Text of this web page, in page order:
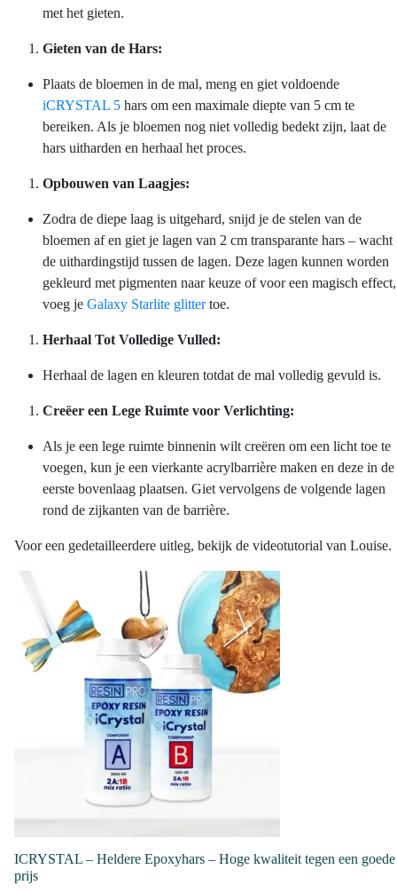
met het gieten.
Gieten van de Hars:
Plaats de bloemen in de mal, meng en giet voldoende
iCRYSTAL 5 hars om een maximale diepte van 5 cm te
bereiken. Als je bloemen nog niet volledig bedekt zijn, laat de
hars uitharden en herhaal het proces.
Opbouwen van Laagjes:
Zodra de diepe laag is uitgehard, snijd je de stelen van de
bloemen af en giet je lagen van 2 cm transparante hars – wacht
de uithardingstijd tussen de lagen. Deze lagen kunnen worden
gekleurd met pigmenten naar keuze of voor een magisch effect,
voeg je Galaxy Starlite glittertoe.
Herhaal Tot Volledige Vulled:
Herhaal de lagen en kleuren totdat de mal volledig gevuld is.
Creëer een Lege Ruimte voor Verlichting:
Als je een lege ruimte binnenin wilt creëren om een licht toe te
voegen, kun je een vierkante acrylbarrière maken en deze in de
eerste bovenlaag plaatsen. Giet vervolgens de volgende lagen
rond de zijkanten van de barrière.
Vooreen gedetailleerdere uitleg, bekijk de videotutorial van Louise.
ICRYSTAL – Heldere Epoxyhars – Hoge kwaliteit tegen een goede
prijs